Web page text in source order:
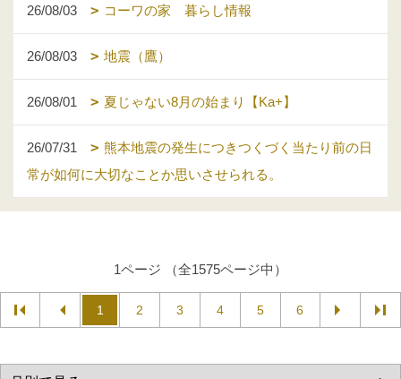
26/08/03 コーワの家 暮らし情報
26/08/03 地震（鷹）
26/08/01 夏じゃない8月の始まり【Ka+】
26/07/31
熊本地震の発生につきつくづく当たり前の日
常が如何に大切なことか思いさせられる。
1ページ （全1575ページ中）
1 2 3 4 5 6